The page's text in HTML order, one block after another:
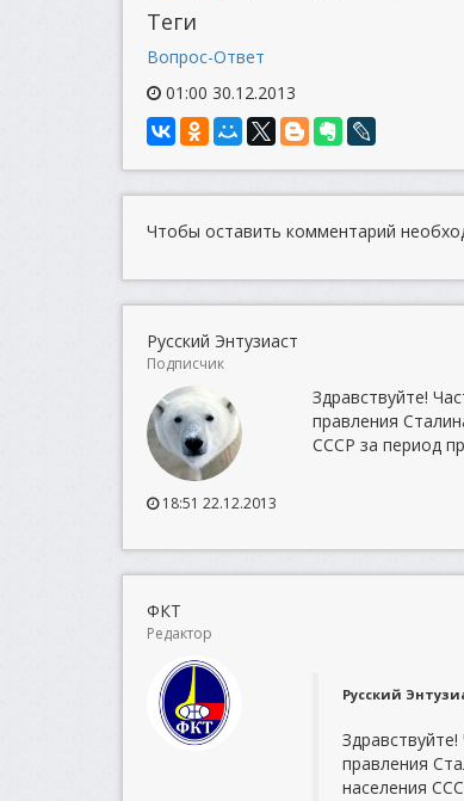
Теги
Вопрос-Ответ
01:00 30.12.2013
Чтобы оставить комментарий
Русский Энтузиаст
Подписчик
Здравствуйте!
правления
СССР за период
18:51 22.12.2013
ФКТ
Редактор
Русский
правления
населения